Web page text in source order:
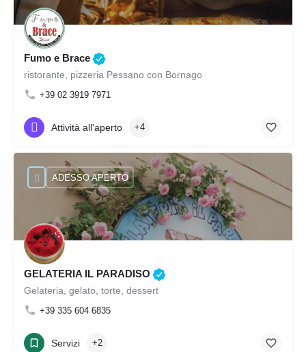
Fumo e Brace
ristorante, pizzeria Pessano con Bornago
+39 02 3919 7971
Attività all'aperto +4
GELATERIA IL PARADISO
Gelateria, gelato, torte, dessert
+39 335 604 6835
ADESSO APERTO
Servizi +2